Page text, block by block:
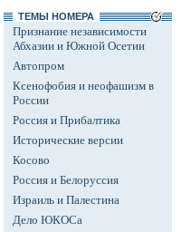
ТЕМЫ НОМЕРА
Признание независимости
Абхазии и Южной Осетии
Автопром
Ксенофобия и неофашизм в
России
Россия и Прибалтика
Исторические версии
Косово
Россия и Белоруссия
Израиль и Палестина
Дело ЮКОСа